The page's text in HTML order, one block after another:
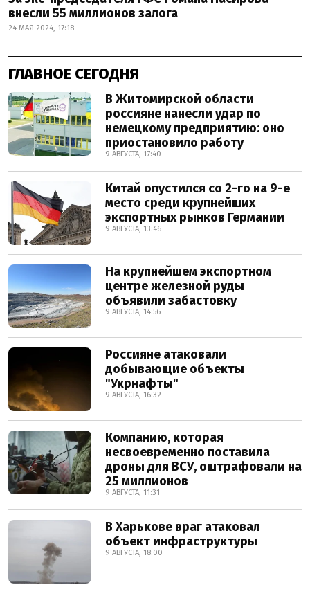
внесли 55 миллионов залога
24 МАЯ 2024, 17:18
ГЛАВНОЕ СЕГОДНЯ
В Житомирской области
россияне нанесли удар по
немецкому предприятию: оно
приостановило работу
9 АВГУСТА, 17:40
Китай опустился со 2-го на 9-е
место среди крупнейших
экспортных рынков Германии
9 АВГУСТА, 13:46
На крупнейшем экспортном
центре железной руды
объявили забастовку
9 АВГУСТА, 14:56
Россияне атаковали
добывающие объекты
"Укрнафты"
9 АВГУСТА, 16:32
Компанию, которая
несвоевременно поставила
дроны для ВСУ, оштрафовали на
25 миллионов
9 АВГУСТА, 11:31
В Харькове враг атаковал
объект инфраструктуры
9 АВГУСТА, 18:00